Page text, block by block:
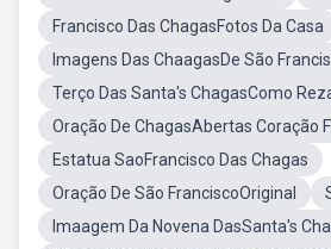
Francisco Das ChagasFotos Da Casa
Imagens Das ChaagasDe São
Terço Das Santa's ChagasComo
Oração De ChagasAbertas Coração
Estatua SaoFrancisco Das Chagas
Oração De São FranciscoOriginal
Imaagem Da Novena DasSanta's